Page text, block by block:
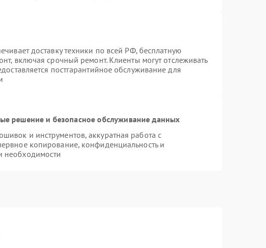
доставку техники по всей РФ, бесплатную
включая срочный ремонт. Клиенты могут отслеживать
постгарантийное обслуживание для
решение и безопасное обслуживание данных
и инструментов, аккуратная работа с
копирование, конфиденциальность и
необходимости